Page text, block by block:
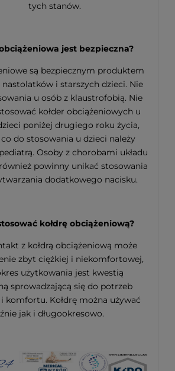
tych stanów.
jest bezpieczna?
są bezpiecznym produktem
nastolatków i starszych dzieci. Nie
u osób z klaustrofobią. Nie
kołder obciążeniowych u
poniżej drugiego roku życia,
do stosowania u dzieci należy
Osoby z chorobami układu
powinny unikać stosowania
dodatkowego nacisku.
kołdrę obciążeniową?
z kołdrą obciążeniową może
zbyt ciężkiej i niekomfortowej,
użytkowania jest kwestią
sprowadzającą się do potrzeb
komfortu. Kołdrę można używać
jak i długookresowo.